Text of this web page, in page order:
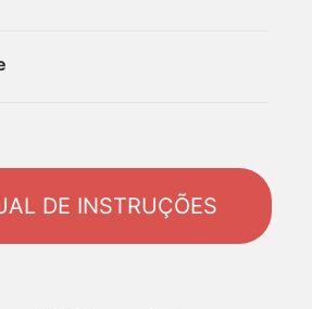
DE INSTRUÇÕES